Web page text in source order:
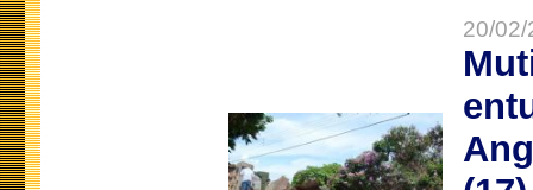
20/